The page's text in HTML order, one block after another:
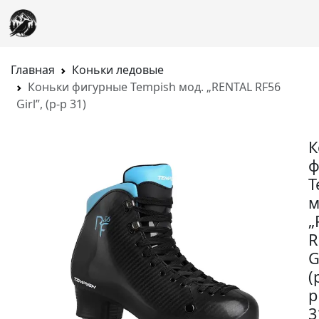
Главная
Коньки ледовые
Коньки фигурные Tempish мод. „RENTAL RF56
Girl”, (р-р 31)
р